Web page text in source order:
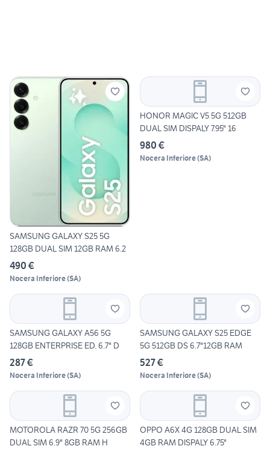
SAMSUNG GALAXY S25 5G
128GB DUAL SIM 12GB RAM 6.2
490 €
Nocera Inferiore(SA)
HONOR MAGIC V5 5G 512GB
DUAL SIM DISPALY 7.95" 16
980 €
Nocera Inferiore(SA)
SAMSUNG GALAXY A56 5G
128GB ENTERPRISE ED. 6.7" D
287 €
Nocera Inferiore(SA)
SAMSUNG GALAXY S25 EDGE
5G 512GB DS 6.7"12GB RAM
527 €
Nocera Inferiore(SA)
MOTOROLA RAZR 70 5G 256GB
DUAL SIM 6.9" 8GB RAM H
OPPO A6X 4G 128GB DUAL SIM
4GB RAM DISPALY 6.75"